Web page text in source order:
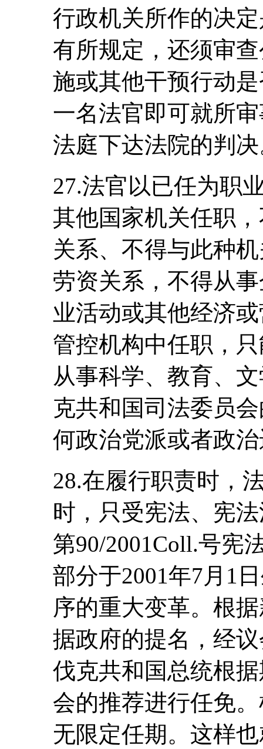
行政机关所作的决
有所规定，还须审
施或其他干预行动
一名法官即可就所
法庭下达法院的判
27.法官以已任为职
其他国家机关任职
关系、不得与此种
劳资关系，不得从
业活动或其他经济
管控机构中任职，
从事科学、教育、
克共和国司法委员
何政治党派或者政
28.在履行职责时，
时，只受宪法、宪
第90/2001Coll.号宪
部分于2001年7月1
序的重大变革。根
据政府的提名，经
伐克共和国总统根
会的推荐进行任免
无限定任期。这样